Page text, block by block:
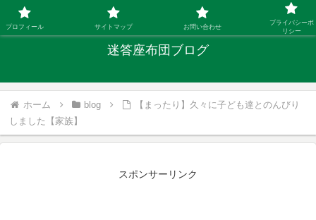
「ひとり親」40代シングルファザーの子育て迷答
迷答座布団ブログ
ホーム blog
【まったり】久々に子ども達とのんびり
しました【家族】
スポンサーリンク
プロフィール サイトマップ お問い合わせ
プライバシーポ
リシー